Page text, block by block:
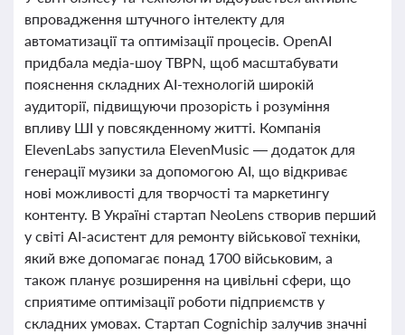
впровадження штучного інтелекту для
автоматизації та оптимізації процесів. OpenAI
придбала медіа-шоу TBPN, щоб масштабувати
пояснення складних AI-технологій широкій
аудиторії, підвищуючи прозорість і розуміння
впливу ШІ у повсякденному житті. Компанія
ElevenLabs запустила ElevenMusic — додаток для
генерації музики за допомогою AI, що відкриває
нові можливості для творчості та маркетингу
контенту. В Україні стартап NeoLens створив перший
у світі AI-асистент для ремонту військової техніки,
який вже допомагає понад 1700 військовим, а
також планує розширення на цивільні сфери, що
сприятиме оптимізації роботи підприємств у
складних умовах. Стартап Cognichip залучив значні